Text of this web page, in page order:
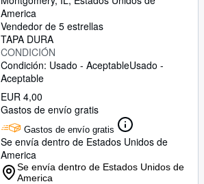
America
Vendedor de 5 estrellas
TAPA DURA
CONDICIÓN
Condición: Usado - AceptableUsado -
Aceptable
EUR 4,00
Gastos de envío gratis
Gastos de envío gratis
Se envía dentro de Estados Unidos de
America
Se envía dentro de Estados Unidos de
America